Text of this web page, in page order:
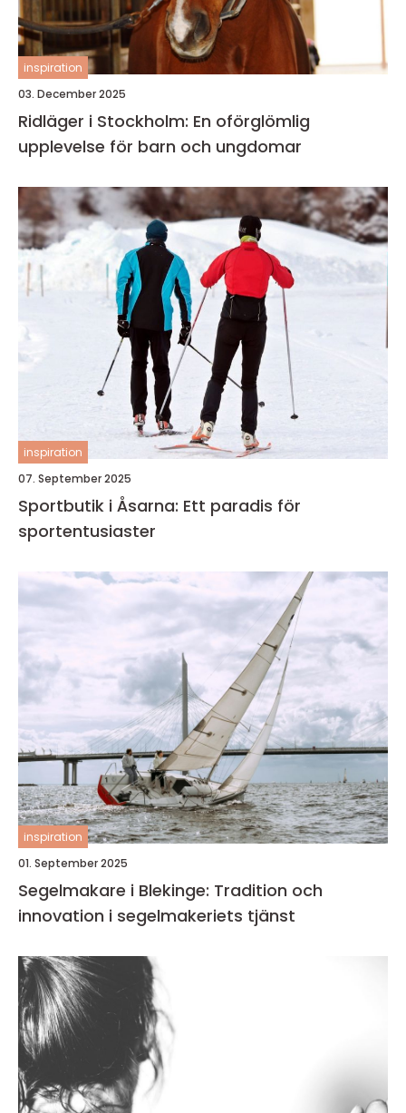
inspiration
03. December 2025
Ridläger i Stockholm: En oförglömlig
upplevelse för barn och ungdomar
inspiration
07. September 2025
Sportbutik i Åsarna: Ett paradis för
sportentusiaster
inspiration
01. September 2025
Segelmakare i Blekinge: Tradition och
innovation i segelmakeriets tjänst